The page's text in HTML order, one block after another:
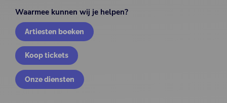
Waarmee kunnen wij je helpen?
Artiesten boeken
Koop tickets
Onze diensten